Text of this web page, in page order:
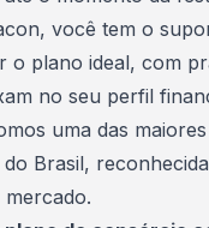
você tem o
o plano ideal, com
no seu perfil
uma das maiores
do Brasil,